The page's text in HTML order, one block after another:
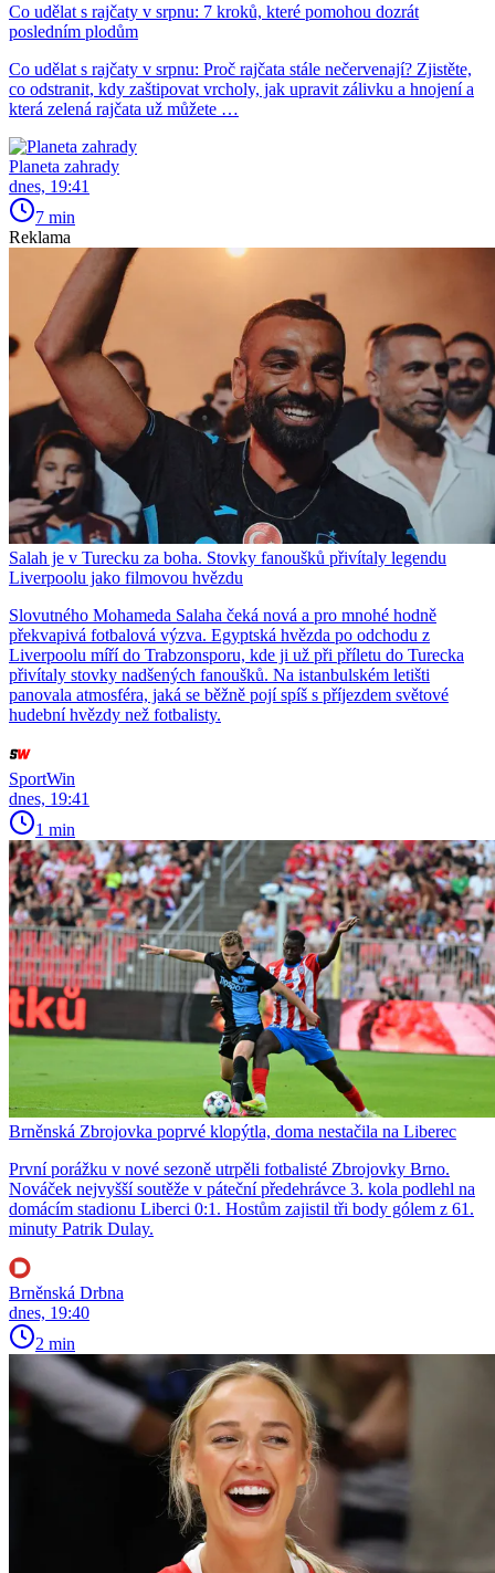
Co udělat s rajčaty v srpnu: 7 kroků, které pomohou dozrát
posledním plodům
Co udělat s rajčaty v srpnu: Proč rajčata stále nečervenají? Zjistěte,
co odstranit, kdy zaštipovat vrcholy, jak upravit zálivku a hnojení a
která zelená rajčata už můžete …
Planeta zahrady
dnes, 19:41
7 min
Reklama
Salah je v Turecku za boha. Stovky fanoušků přivítaly legendu
Liverpoolu jako filmovou hvězdu
Slovutného Mohameda Salaha čeká nová a pro mnohé hodně
překvapivá fotbalová výzva. Egyptská hvězda po odchodu z
Liverpoolu míří do Trabzonsporu, kde ji už při příletu do Turecka
přivítaly stovky nadšených fanoušků. Na istanbulském letišti
panovala atmosféra, jaká se běžně pojí spíš s příjezdem světové
hudební hvězdy než fotbalisty.
SportWin
dnes, 19:41
1 min
Brněnská Zbrojovka poprvé klopýtla, doma nestačila na Liberec
První porážku v nové sezoně utrpěli fotbalisté Zbrojovky Brno.
Nováček nejvyšší soutěže v páteční předehrávce 3. kola podlehl na
domácím stadionu Liberci 0:1. Hostům zajistil tři body gólem z 61.
minuty Patrik Dulay.
Brněnská Drbna
dnes, 19:40
2 min